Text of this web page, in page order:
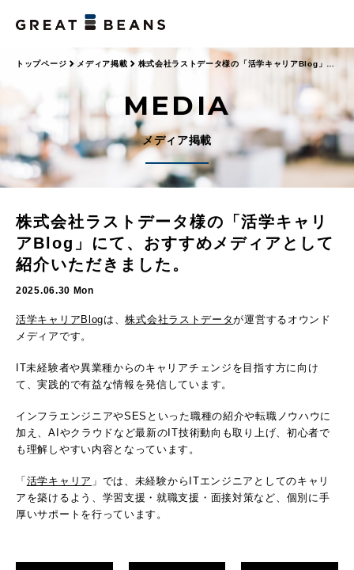
トップページ メディア掲載
株式会社ラストデータ様の「活学キャリアBlog」に
MEDIA
メディア掲載
株式会社ラストデータ様の「活学キャリ
アBlog」にて、おすすめメディアとして
紹介いただきました。
2025.06.30 Mon
活学キャリアBlogは、株式会社ラストデータが運営するオウンド
メディアです。
IT未経験者や異業種からのキャリアチェンジを目指す方に向け
て、実践的で有益な情報を発信しています。
インフラエンジニアやSESといった職種の紹介や転職ノウハウに
加え、AIやクラウドなど最新のIT技術動向も取り上げ、初心者で
も理解しやすい内容となっています。
「 活学キャリア 」では、未経験からITエンジニアとしてのキャリ
アを築けるよう、学習支援・就職支援・面接対策など、個別に手
厚いサポートを行っています。